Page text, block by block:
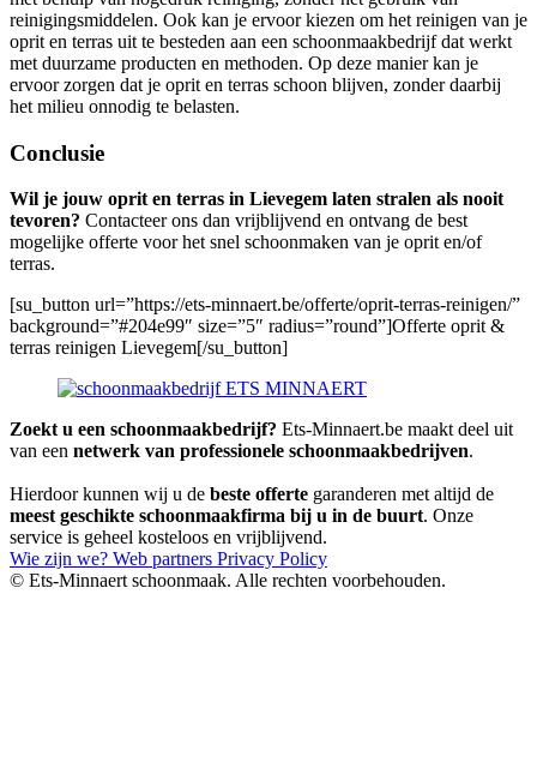
reinigingsmiddelen. Ook kan je ervoor kiezen om het reinigen van je
oprit en terras uit te besteden aan een schoonmaakbedrijf dat werkt
met duurzame producten en methoden. Op deze manier kan je
ervoor zorgen dat je oprit en terras schoon blijven, zonder daarbij
het milieu onnodig te belasten.
Conclusie
Wil je jouw oprit en terras in Lievegem laten stralen als nooit
tevoren? Contacteer ons dan vrijblijvend en ontvang de best
mogelijke offerte voor het snel schoonmaken van je oprit en/of
terras.
[su_button url=”https://ets-minnaert.be/offerte/oprit-terras-reinigen/”
background=”#204e99″ size=”5″ radius=”round”]Offerte oprit &
terras reinigen Lievegem[/su_button]
Zoekt u een schoonmaakbedrijf? Ets-Minnaert.be maakt deel uit
van een netwerk van professionele schoonmaakbedrijven.
Hierdoor kunnen wij u de beste offerte garanderen met altijd de
meest geschikte schoonmaakfirma bij u in de buurt. Onze
service is geheel kosteloos en vrijblijvend.
Wie zijn we? Web partners Privacy Policy
© Ets-Minnaert schoonmaak. Alle rechten voorbehouden.